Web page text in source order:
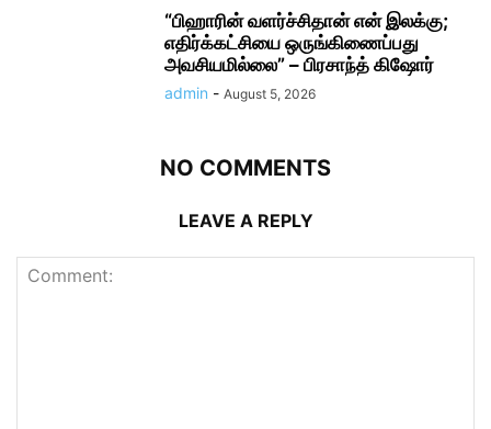
“பிஹாரின் வளர்ச்சிதான் என் இலக்கு;
எதிர்க்கட்சியை ஒருங்கிணைப்பது
அவசியமில்லை” – பிரசாந்த் கிஷோர்
admin - August 5, 2026
NO COMMENTS
LEAVE A REPLY